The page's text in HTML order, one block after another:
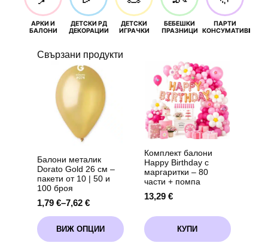
АРКИ И
БАЛОНИ
ДЕТСКИ РД
ДЕКОРАЦИИ
ДЕТСКИ
ИГРАЧКИ
БЕБЕШКИ
ПРАЗНИЦИ
ПАРТИ
КОНСУМАТИВИ
Свързани продукти
Балони металик
Dorato Gold 26 см –
пакети от 10 | 50 и
100 броя
1,79 €–7,62 €
Price
range:
1,79 €
through
ВИЖ ОПЦИИ
This
product
has
Комплект балони
Happy Birthday с
маргаритки – 80
части + помпа
13,29 €
КУПИ